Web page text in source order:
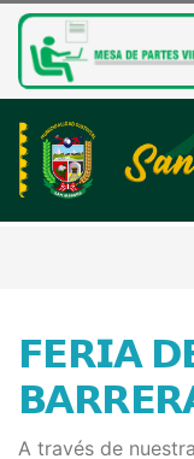
𝗙𝗘𝗥𝗜𝗔
A través de